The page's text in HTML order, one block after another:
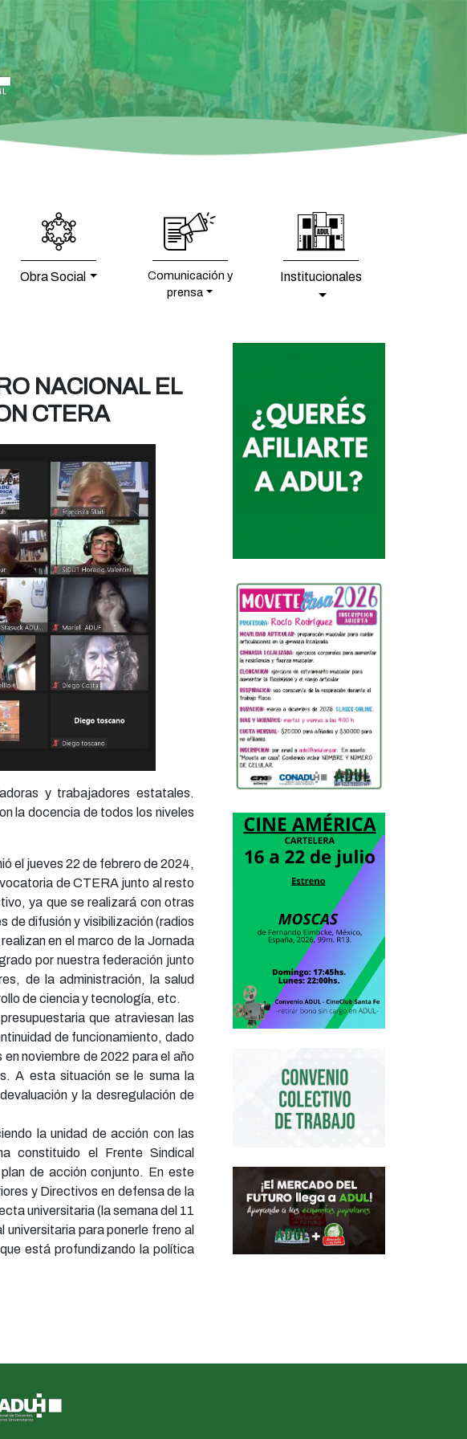
Obra Social
Comunicación y
prensa
Institucionales
NACIONAL EL
CTERA
y trabajadores estatales.
la docencia de todos los niveles
el jueves 22 de febrero de 2024,
de CTERA junto al resto
ya que se realizará con otras
de difusión y visibilización (radios
en el marco de la Jornada
por nuestra federación junto
de la administración, la salud
de ciencia y tecnología, etc.
que atraviesan las
de funcionamiento, dado
noviembre de 2022 para el año
A esta situación se le suma la
y la desregulación de
la unidad de acción con las
constituido el Frente Sindical
de acción conjunto. En este
y Directivos en defensa de la
universitaria (la semana del 11
para ponerle freno al
está profundizando la política